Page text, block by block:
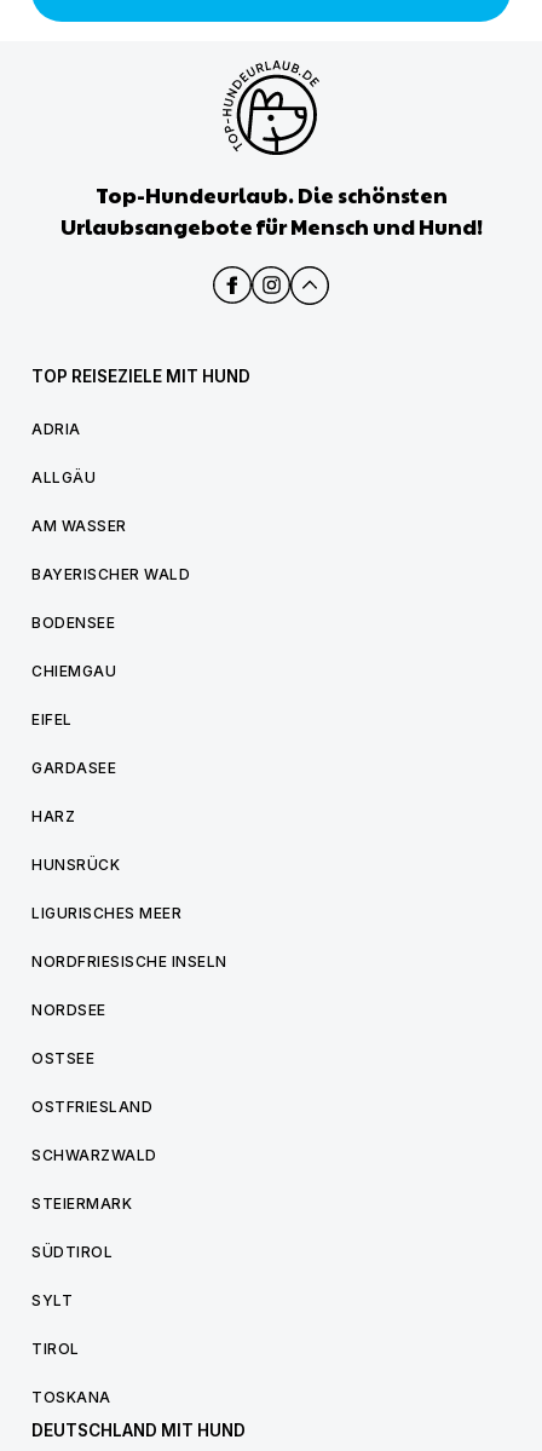
Top-Hundeurlaub. Die schönsten
Urlaubsangebote für Mensch und Hund!
TOP REISEZIELE MIT HUND
ADRIA
ALLGÄU
AM WASSER
BAYERISCHER WALD
BODENSEE
CHIEMGAU
EIFEL
GARDASEE
HARZ
HUNSRÜCK
LIGURISCHES MEER
NORDFRIESISCHE INSELN
NORDSEE
OSTSEE
OSTFRIESLAND
SCHWARZWALD
STEIERMARK
SÜDTIROL
SYLT
TIROL
TOSKANA
DEUTSCHLAND MIT HUND